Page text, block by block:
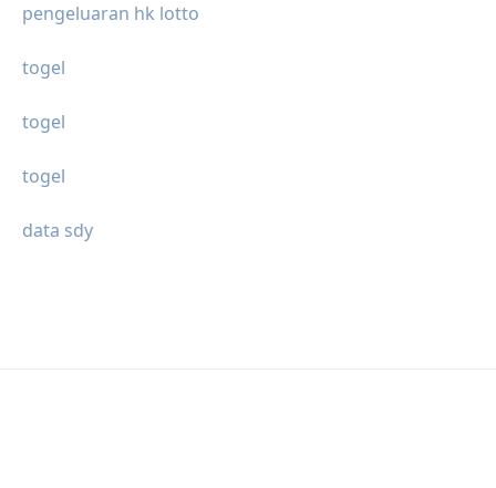
pengeluaran hk lotto
togel
togel
togel
data sdy